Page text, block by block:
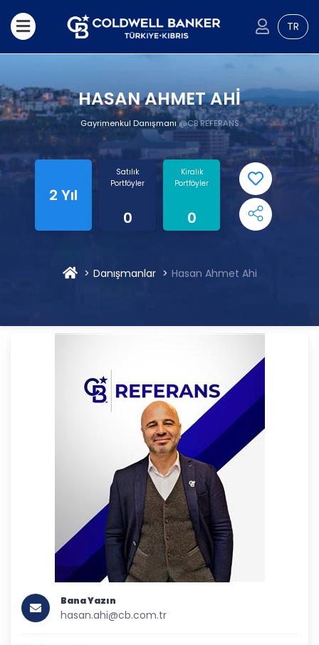
TR
HASAN AHMET AHİ
Gayrimenkul Danışmanı@CB REFERANS
2 Yıl
Satılık
Portföyler
0
Kiralık
Portföyler
0
Danışmanlar Hasan Ahmet Ahi
Bana Yazın
hasan.ahi@cb.com.tr